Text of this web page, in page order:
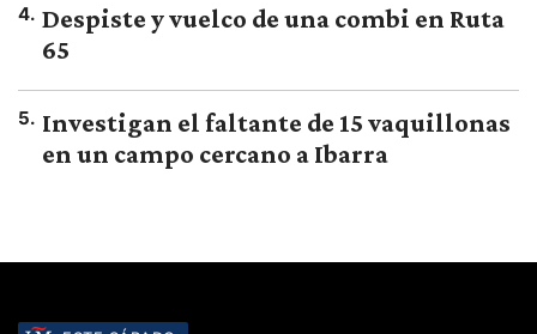
4. Despiste y vuelco de una combi en Ruta
65
5. Investigan el faltante de 15 vaquillonas
en un campo cercano a Ibarra